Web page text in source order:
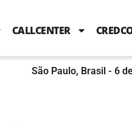
b
o
k
t
e
CALLCENTER
São Paulo, Brasil - 6